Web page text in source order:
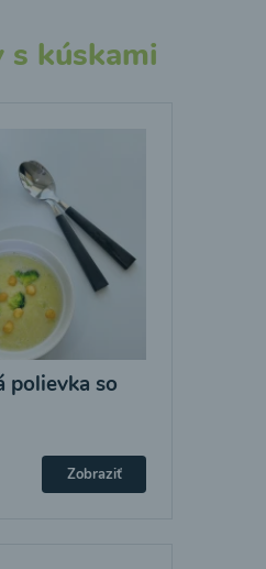
s kúskami
polievka so
Zobraziť